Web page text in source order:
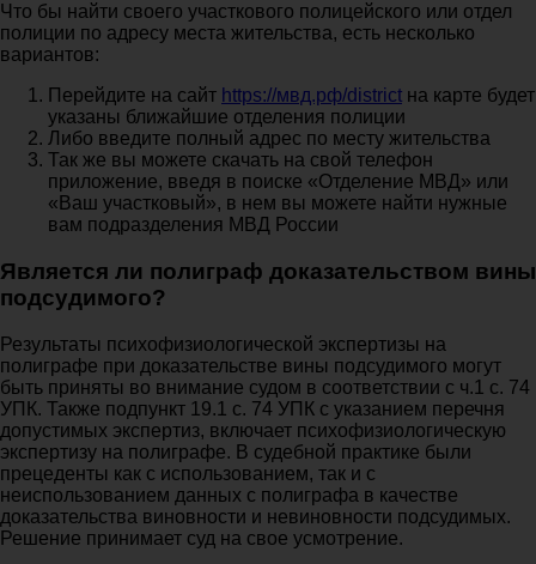
Что бы найти своего участкового полицейского или отдел
полиции по адресу места жительства, есть несколько
вариантов:
Перейдите на сайт https://мвд.рф/district на карте будет
указаны ближайшие отделения полиции
Либо введите полный адрес по месту жительства
Так же вы можете скачать на свой телефон
приложение, введя в поиске «Отделение МВД» или
«Ваш участковый», в нем вы можете найти нужные
вам подразделения МВД России
Является ли полиграф доказательством вины
подсудимого?
Результаты психофизиологической экспертизы на
полиграфе при доказательстве вины подсудимого могут
быть приняты во внимание судом в соответствии с ч.1 с. 74
УПК. Также подпункт 19.1 с. 74 УПК с указанием перечня
допустимых экспертиз, включает психофизиологическую
экспертизу на полиграфе. В судебной практике были
прецеденты как с использованием, так и с
неиспользованием данных с полиграфа в качестве
доказательства виновности и невиновности подсудимых.
Решение принимает суд на свое усмотрение.